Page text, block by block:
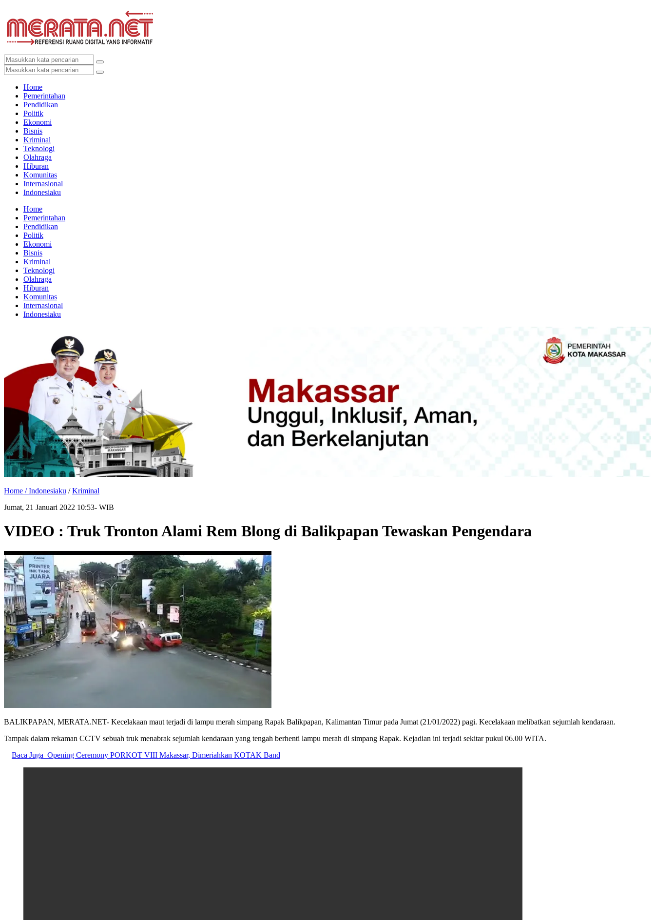
Home
Pemerintahan
Pendidikan
Politik
Ekonomi
Bisnis
Kriminal
Teknologi
Olahraga
Hiburan
Komunitas
Internasional
Indonesiaku
Home
Pemerintahan
Pendidikan
Politik
Ekonomi
Bisnis
Kriminal
Teknologi
Olahraga
Hiburan
Komunitas
Internasional
Indonesiaku
Home /Indonesiaku /Kriminal
Jumat, 21 Januari 2022 10:53- WIB
VIDEO : Truk Tronton Alami Rem Blong di Balikpapan Tewaskan Pengendara
BALIKPAPAN, MERATA.NET- Kecelakaan maut terjadi di lampu merah simpang Rapak Balikpapan, Kalimantan Timur pada Jumat (21/01/2022) pagi. Kecelakaan melibatkan sejumlah kendaraan.
Tampak dalam rekaman CCTV sebuah truk menabrak sejumlah kendaraan yang tengah berhenti lampu merah di simpang Rapak. Kejadian ini terjadi sekitar pukul 06.00 WITA.
Baca Juga Opening Ceremony PORKOT VIII Makassar, Dimeriahkan KOTAK Band